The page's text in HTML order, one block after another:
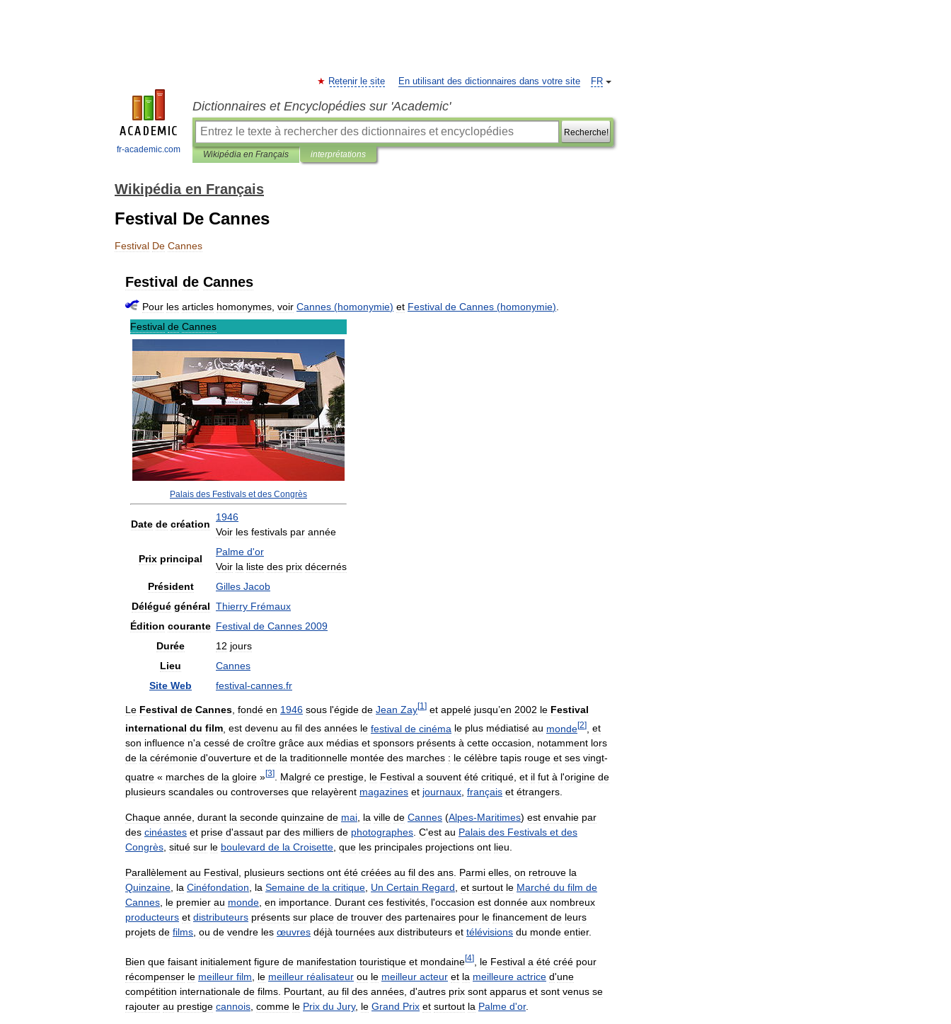
fr-academic.com
FR
Retenir le site En utilisant des dictionnaires dans votre site
Dictionnaires et Encyclopédies sur 'Academic'
Recherche!
Wikipédia en Français interprétations
Wikipédia en Français
Festival De Cannes
Festival De Cannes
Festival de Cannes
Pour les articles homonymes voir Cannes (homonymie) et Festival de Cannes (homonymie)
Festival de Cannes
Palais des Festivals et des Congrès
Date de création
1946
Voir les festivals par année
Prix principal
Palme d'or
Voir la liste des prix décernés
Président
Gilles Jacob
Délégué général Thierry Frémaux
Édition courante Festival de Cannes 2009
Durée
12 jours
Lieu
Cannes
Site Web festival-cannes fr
Le Festival de Cannes fondé en 1946 sous l'égide de Jean Zay[1 ] et appelé jusqu’en 2002 le Festival
international du film est devenu au fil des années le festival de cinéma le plus médiatisé au monde[2]
et
son influence n'a cessé de croître grâce aux médias et sponsors présents à cette occasion, notamment lors
de la cérémonie d'ouverture et de la traditionnelle montée des marches : le célèbre tapis rouge et ses vingt-
quatre « marches de la gloire »[3] Malgré ce prestige le Festival a souvent été critiqué et il fut à l'origine de
plusieurs scandales ou controverses que relayèrent magazines et journaux français et étrangers
Chaque année durant la seconde quinzaine de mai la ville de Cannes (Alpes-Maritimes) est envahie par
des cinéastes et prise d'assaut par des milliers de photographes C'est au Palais des Festivals et des
Congrès situé sur le boulevard de la Croisette que les principales projections ont lieu
Parallèlement au Festival plusieurs sections ont été créées au fil des ans Parmi elles on retrouve la
Quinzaine la Cinéfondation la Semaine de la critique Un Certain Regard et surtout le Marché du film de
Cannes le premier au monde en importance Durant ces festivités l'occasion est donnée aux nombreux
producteurs et distributeurs présents sur place de trouver des partenaires pour le financement de leurs
projets de films ou de vendre les œuvres déjà tournées aux distributeurs et télévisions du monde entier.
Bien que faisant initialement figure de manifestation touristique et mondaine[4] le Festival a été créé pour
récompenser le meilleur film le meilleur réalisateur ou le meilleur acteur et la meilleure actrice d'une
compétition internationale de films Pourtant au fil des années d'autres prix sont apparus et sont venus se
rajouter au prestige cannois comme le Prix du Jury, le Grand Prix et surtout la Palme d'or.